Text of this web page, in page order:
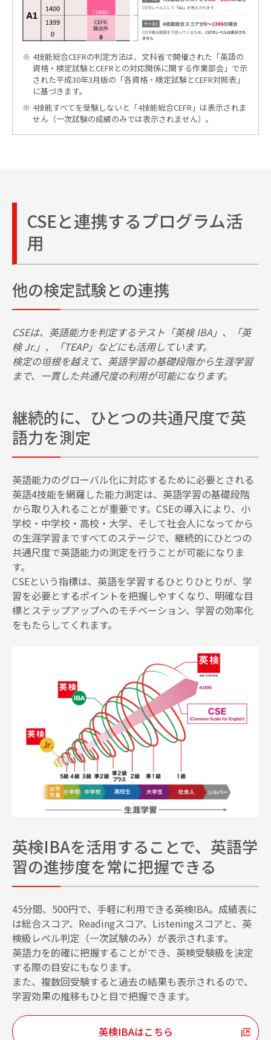
4技能総合CEFRの判定方法は、文科省で開催された「英語の
資格・検定試験とCEFRとの対応関係に関する作業部会」で示
された平成30年3月版の「各資格・検定試験とCEFR対照表」
に基づきます。
4技能すべてを受験しないと「4技能総合CEFR」は表示されま
せん（一次試験の成績のみでは表示されません）。
CSEと連携するプログラム活
用
他の検定試験との連携
CSEは、英語能力を判定するテスト「英検 IBA」、「英
検 Jr.」、「TEAP」などにも活用しています。
検定の垣根を越えて、英語学習の基礎段階から生涯学習
まで、一貫した共通尺度の利用が可能になります。
継続的に、ひとつの共通尺度で英
語力を測定
英語能力のグローバル化に対応するために必要とされる
英語4技能を網羅した能力測定は、英語学習の基礎段階
から取り入れることが重要です。CSEの導入により、小
学校・中学校・高校・大学、そして社会人になってから
の生涯学習まですべてのステージで、継続的にひとつの
共通尺度で英語能力の測定を行うことが可能になりま
す。
CSEという指標は、英語を学習するひとりひとりが、学
習を必要とするポイントを把握しやすくなり、明確な目
標とステップアップへのモチベーション、学習の効率化
をもたらしてくれます。
英検IBAを活用することで、英語学
習の進捗度を常に把握できる
45分間、500円で、手軽に利用できる英検IBA。成績表に
は総合スコア、Readingスコア、Listeningスコアと、英
検級レベル判定（一次試験のみ）が表示されます。
英語力を的確に把握することができ、英検受験級を決定
する際の目安にもなります。
また、複数回受験すると過去の結果も表示されるので、
学習効果の推移もひと目で把握できます。
英検IBAはこちら